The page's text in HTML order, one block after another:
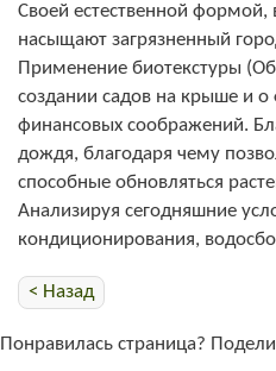
Своей естественной
насыщают загрязненный
Применение биотекстуры
создании садов на крыше и
финансовых соображений.
дождя, благодаря чему
способные обновляться
Анализируя сегодняшние
кондиционирования,
< Назад
Понравилась страница?